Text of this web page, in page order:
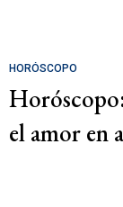
HORÓSCOPO
el amor en